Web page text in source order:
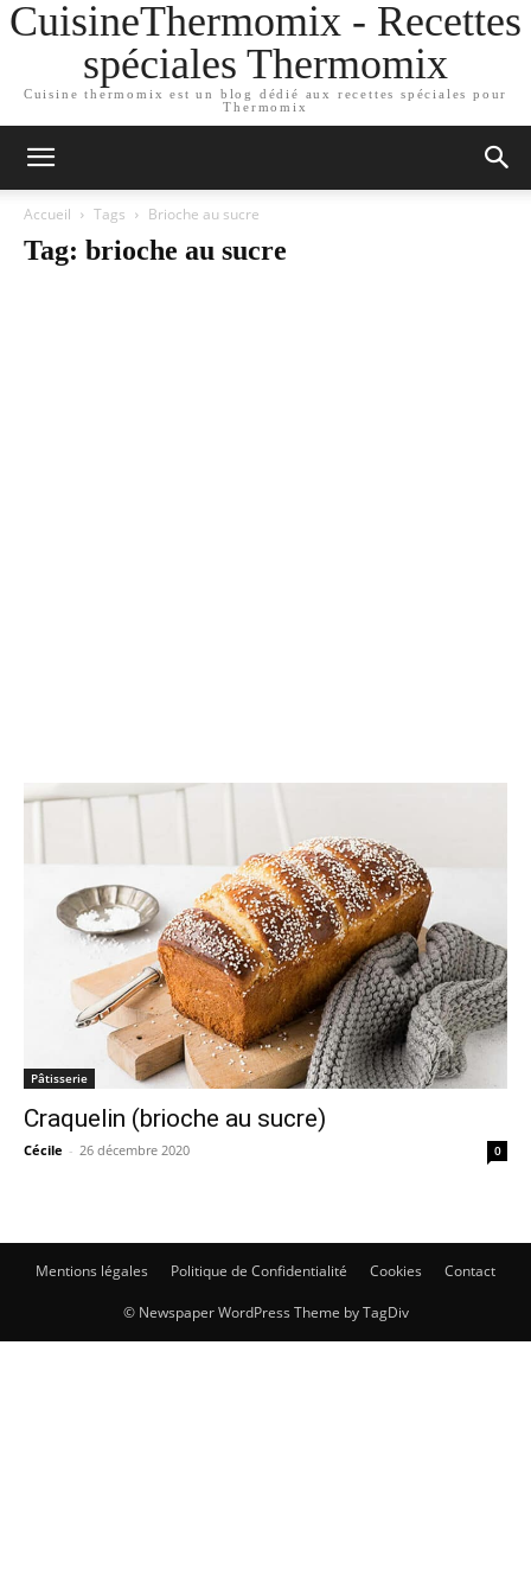
CuisineThermomix - Recettes
spéciales Thermomix
Cuisine thermomix est un blog dédié aux recettes spéciales pour
Thermomix
Accueil Tags Brioche au sucre
Tag: brioche au sucre
Pâtisserie
Craquelin (brioche au sucre)
Cécile - 26 décembre 2020 0
Mentions légales Politique de Confidentialité Cookies Contact
© Newspaper WordPress Theme by TagDiv